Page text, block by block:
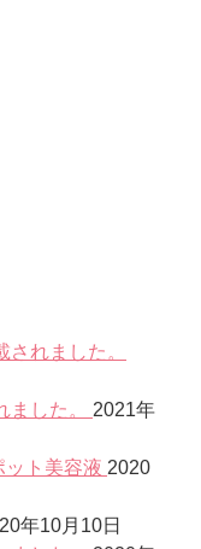
されました。
ました。 2021年
ト美容液 2020
年10月10日